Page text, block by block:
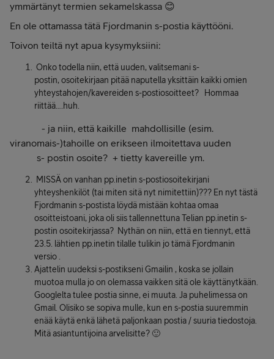
ymmärtänyt termien sekamelskassa 😊
En ole ottamassa tätä Fjordmanin s-postia käyttööni.
Toivon teiltä nyt apua kysymyksiini:
Onko todella niin, että uuden, valitsemani s-
postin, osoitekirjaan pitää naputella yksittäin kaikki omien
yhteystahojen/kavereiden s-postiosoitteet? Hommaa
riittää….huh.
- ja niin, että kaikille mahdollisille (esim.
viranomais-)tahoille on erikseen ilmoitettava uuden
s- postin osoite? + tietty kavereille ym.
MISSÄ on vanhan pp.inetin s-postiosoitekirjani
yhteyshenkilöt (tai miten sitä nyt nimitettiin)??? En nyt tästä
Fjordmanin s-postista löydä mistään kohtaa omaa
osoitteistoani, joka oli siis tallennettuna Telian pp.inetin s-
postin osoitekirjassa? Nythän on niin, että en tiennyt, että
23.5. lähtien pp.inetin tilalle tulikin jo tämä Fjordmanin
versio .
Ajattelin uudeksi s-postikseni Gmailin , koska se jollain
muotoa mulla jo on olemassa vaikken sitä ole käyttänytkään.
Googlelta tulee postia sinne, ei muuta. Ja puhelimessa on
Gmail. Olisiko se sopiva mulle, kun en s-postia suuremmin
enää käytä enkä lähetä paljonkaan postia / suuria tiedostoja.
Mitä asiantuntijoina arvelisitte? 🙂